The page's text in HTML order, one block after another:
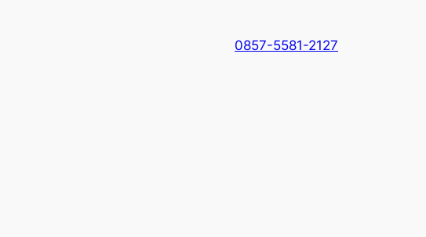
0857-5581-2127